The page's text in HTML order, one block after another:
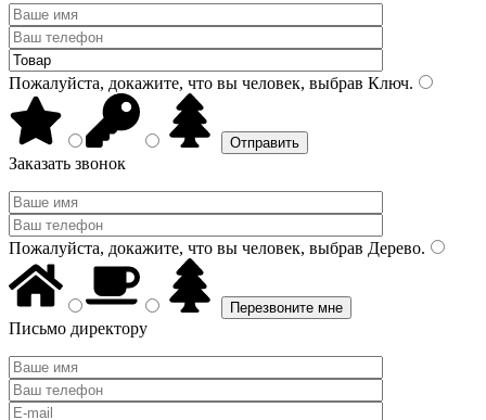
Пожалуйста, докажите, что вы человек, выбрав Ключ.
Заказать звонок
Пожалуйста, докажите, что вы человек, выбрав Дерево.
Письмо директору